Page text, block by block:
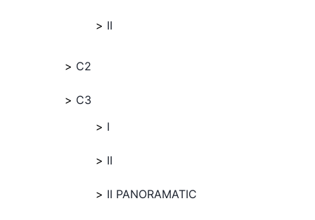
II
C2
C3
I
II
II PANORAMATIC